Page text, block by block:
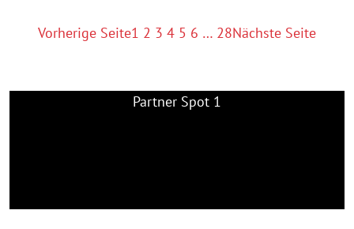
SOLCHE
MAN
Vorherige Seite1 2 3 4 5 6 … 28Nächste Seite
Partner Spot 1